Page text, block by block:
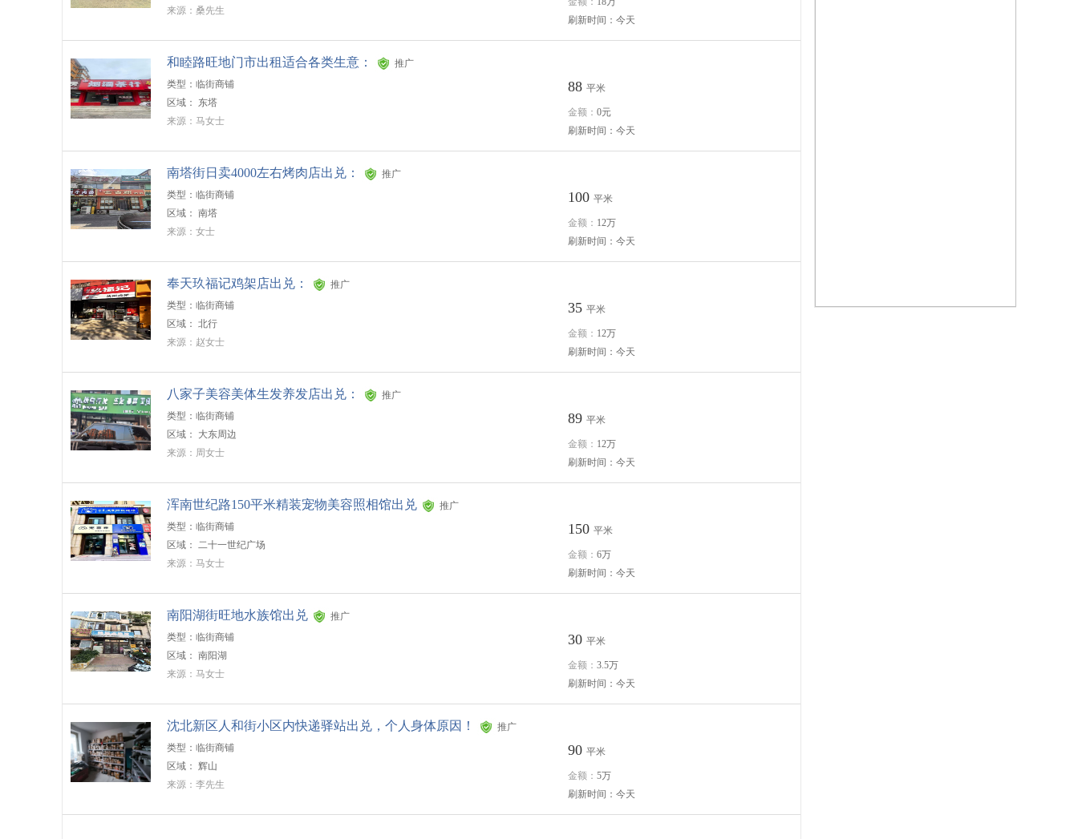
来源：桑先生
刷新时间：今天
和睦路旺地门市出租适合各类生意：
推广
类型：临街商铺
区域：
东塔
来源：马女士
88 平米
金额： 0元
刷新时间：今天
南塔街日卖4000左右烤肉店出兑：
推广
类型：临街商铺
区域： 南塔
来源：女士
100 平米
金额： 12万
刷新时间：今天
奉天玖福记鸡架店出兑：
推广
类型：临街商铺
区域： 北行
来源：赵女士
35 平米
金额： 12万
刷新时间：今天
八家子美容美体生发养发店出兑：
推广
类型：临街商铺
区域：
大东周边
来源：周女士
89 平米
金额： 12万
刷新时间：今天
浑南世纪路150平米精装宠物美容照相馆出兑
推广
类型：临街商铺
区域： 二十一世纪广场
来源：马女士
150 平米
金额： 6万
刷新时间：今天
南阳湖街旺地水族馆出兑
推广
类型：临街商铺
区域： 南阳湖
来源：马女士
30 平米
金额： 3.5万
刷新时间：今天
沈北新区人和街小区内快递驿站出兑，个人身体原因！
推广
类型：临街商铺
区域： 辉山
来源：李先生
90 平米
金额： 5万
刷新时间：今天